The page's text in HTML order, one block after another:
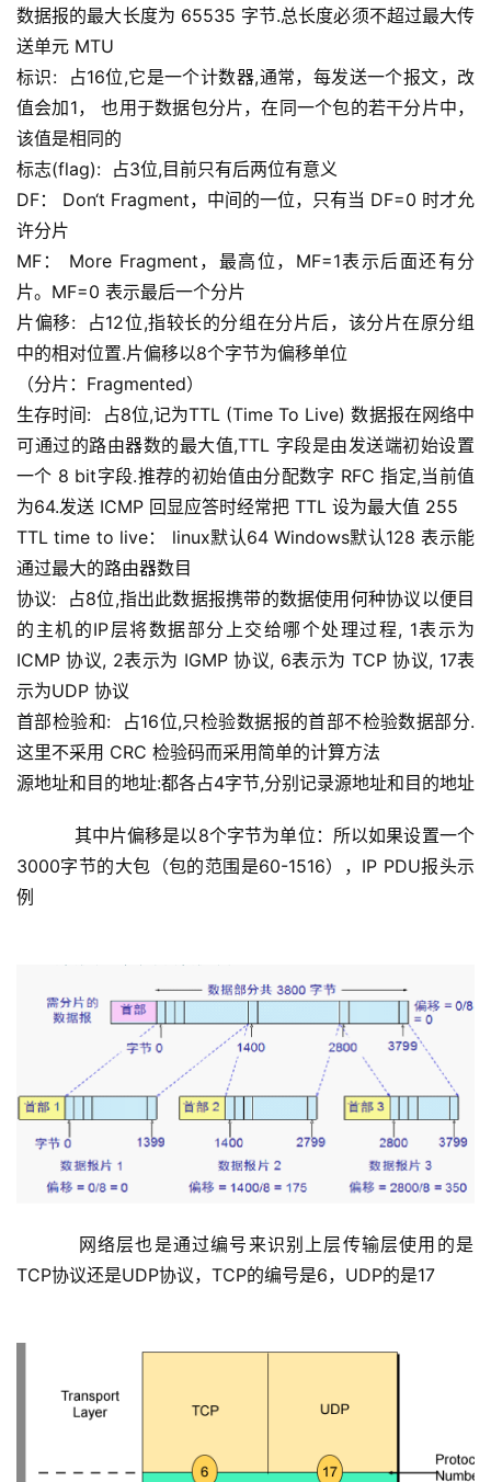
数据报的最大长度为 65535 字节.总长度必须不超过最大传
送单元 MTU
标识:  占16位,它是一个计数器,通常，每发送一个报文，改
值会加1， 也用于数据包分片，在同一个包的若干分片中，
该值是相同的
标志(flag):  占3位,目前只有后两位有意义
DF： Don‘t Fragment，中间的一位，只有当 DF=0 时才允
许分片
MF： More Fragment，最高位，MF=1表示后面还有分
片。MF=0 表示最后一个分片
片偏移:  占12位,指较长的分组在分片后，该分片在原分组
中的相对位置.片偏移以8个字节为偏移单位
（分片：Fragmented）
生存时间:  占8位,记为TTL (Time To Live) 数据报在网络中
可通过的路由器数的最大值,TTL 字段是由发送端初始设置
一个 8 bit字段.推荐的初始值由分配数字 RFC 指定,当前值
为64.发送 ICMP 回显应答时经常把 TTL 设为最大值 255
TTL time to live： linux默认64 Windows默认128 表示能
通过最大的路由器数目
协议:  占8位,指出此数据报携带的数据使用何种协议以便目
的主机的IP层将数据部分上交给哪个处理过程, 1表示为
ICMP 协议, 2表示为 IGMP 协议, 6表示为 TCP 协议, 17表
示为UDP 协议
首部检验和:  占16位,只检验数据报的首部不检验数据部分.
这里不采用 CRC 检验码而采用简单的计算方法
源地址和目的地址:都各占4字节,分别记录源地址和目的地址
3000字节的大包（包的范围是60-1516），IP PDU报头示
例
TCP协议还是UDP协议，TCP的编号是6，UDP的是17